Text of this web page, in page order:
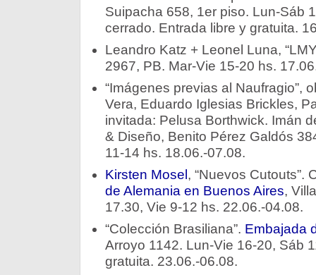
Suipacha 658, 1er piso. Lun-Sáb
cerrado. Entrada libre y gratuita.
Leandro Katz + Leonel Luna,
2967, PB. Mar-Vie 15-20 hs.
“Imágenes previas al Naufragio”,
Vera, Eduardo Iglesias Brickles,
invitada: Pelusa Borthwick. Imán
& Diseño, Benito Pérez Galdós
11-14 hs. 18.06.-07.08.
Kirsten Mosel , “Nuevos Cutouts”.
de Alemania en Buenos Aires,
17.30, Vie 9-12 hs. 22.06.-04.08.
“Colección Brasiliana”. Embajada
Arroyo 1142. Lun-Vie 16-20, Sáb
gratuita. 23.06.-06.08.